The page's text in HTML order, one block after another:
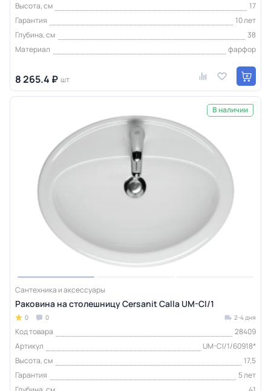
Высота, см
17
Гарантия
10 лет
Глубина, см
38
Материал
фарфор
8 265.4 ₽ шт
В наличии
Сантехника и аксессуары
Раковина на столешницу Cersanit Calla UM-Cl/1
0 0 2-4 дня
Код товара
28409
Артикул
UM-Cl/1/60918*
Высота, см
17,5
Гарантия
5 лет